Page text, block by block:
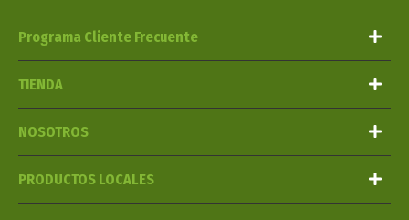
Programa Cliente Frecuente
TIENDA
NOSOTROS
PRODUCTOS LOCALES